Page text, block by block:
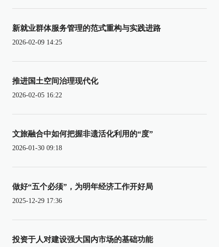
新就业群体服务管理的范式重构与实践进路
2026-02-09 14:25
推进国土空间治理现代化
2026-02-05 16:22
文旅融合中如何把握非遗活化利用的“度”
2026-01-30 09:18
做好“五个必须”，为明年经济工作开好局
2025-12-29 17:36
投资于人对建设强大国内市场的基础功能